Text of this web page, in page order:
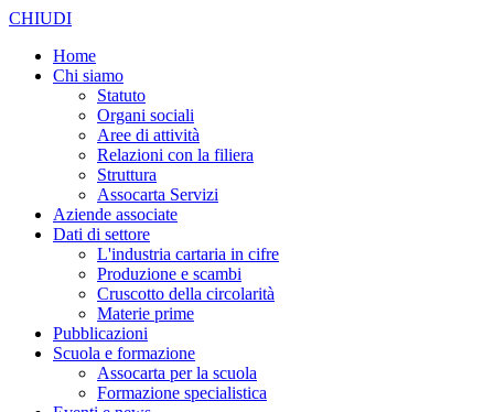
CHIUDI
Home
Chi siamo
Statuto
Organi sociali
Aree di attività
Relazioni con la filiera
Struttura
Assocarta Servizi
Aziende associate
Dati di settore
L'industria cartaria in cifre
Produzione e scambi
Cruscotto della circolarità
Materie prime
Pubblicazioni
Scuola e formazione
Assocarta per la scuola
Formazione specialistica